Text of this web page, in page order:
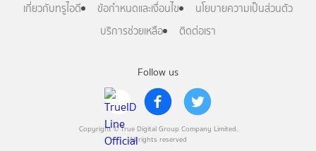
Follow us
Copyright © True Digital Group Company Limited.
All rights reserved
เกี่ยวกับทรูไอดี ข้อกำหนดและเงื่อนไข
นโยบายความเป็นส่วนตัว
บริการช่วยเหลือ
ติดต่อเรา